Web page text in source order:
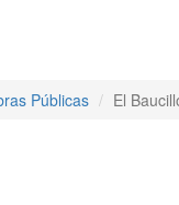
Públicas El